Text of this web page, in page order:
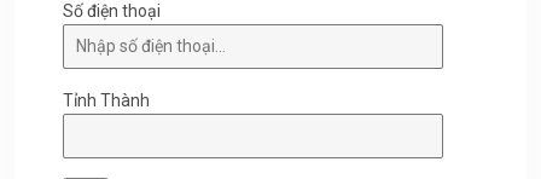
Số điện thoại
Tỉnh Thành